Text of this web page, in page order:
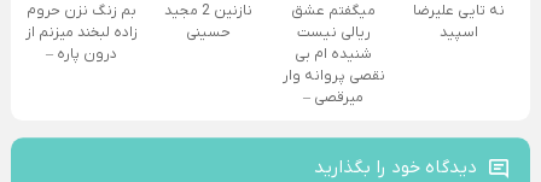
نه تایی علیرضا
اسپید
میگفتم عشق
ریالی نیست
شنیده ام بی
نقصی پروانه وار
میرقصی –
نازنین 2 مجید
حسینی
بم زنگ نزن حروم
زاده لبخند میزنم از
درون پاره –
دیدگاه خود را بگذارید